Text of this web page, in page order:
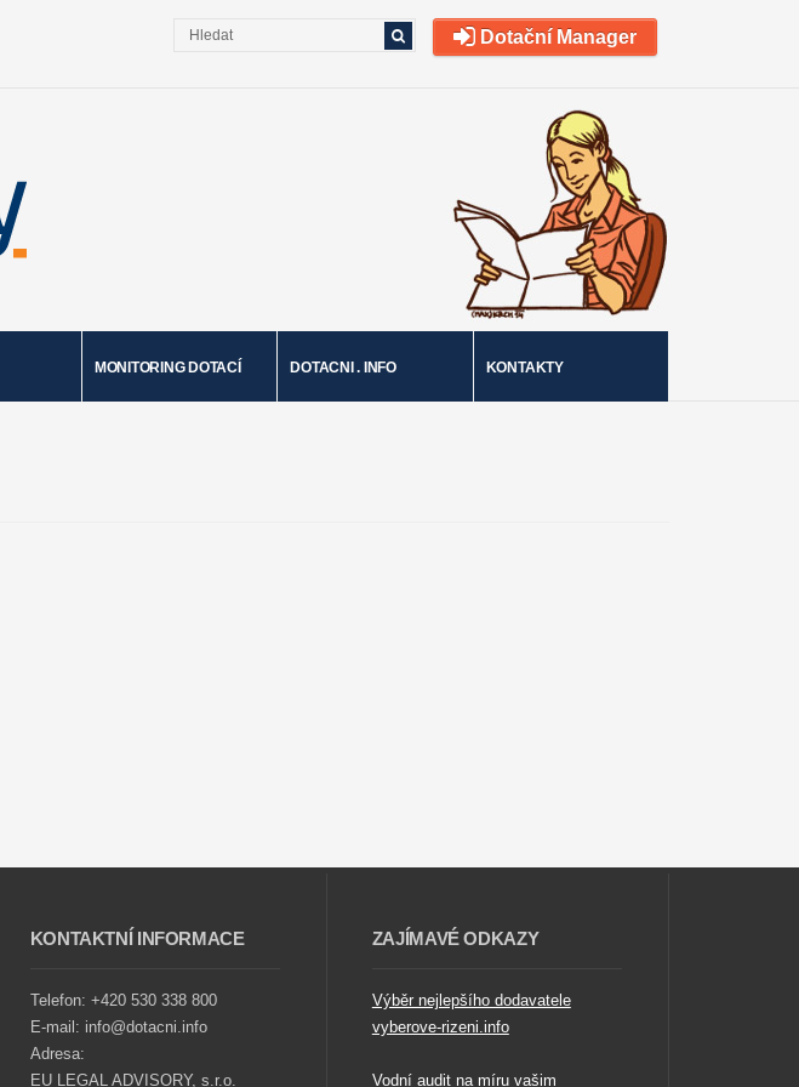
Dotační Manager
MONITORING DOTACÍ DOTACNI . INFO KONTAKTY
KONTAKTNÍ INFORMACE
Telefon: +420 530 338 800
E-mail: info@dotacni.info
Adresa:
EU LEGAL ADVISORY, s.r.o.
ZAJÍMAVÉ ODKAZY
Výběr nejlepšího dodavatele
vyberove-rizeni.info
Vodní audit na míru vašim